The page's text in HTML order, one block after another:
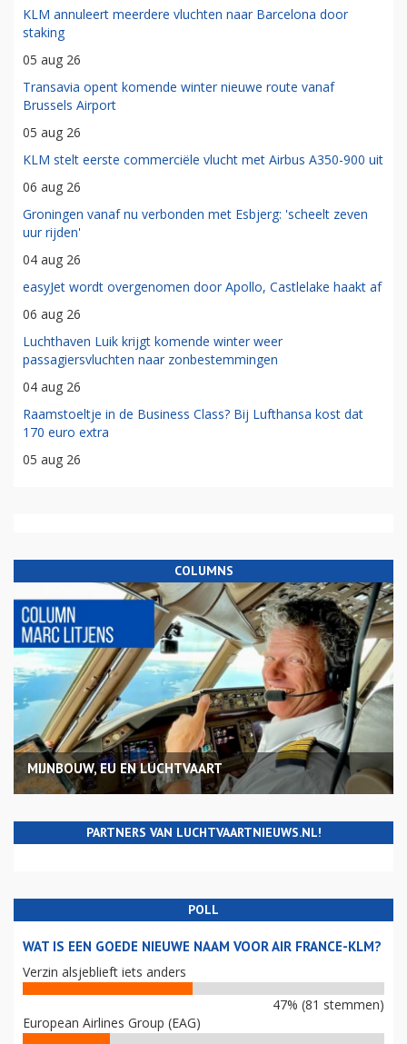
KLM annuleert meerdere vluchten naar Barcelona door
staking
05 aug 26
Transavia opent komende winter nieuwe route vanaf
Brussels Airport
05 aug 26
KLM stelt eerste commerciële vlucht met Airbus A350-900 uit
06 aug 26
Groningen vanaf nu verbonden met Esbjerg: 'scheelt zeven
uur rijden'
04 aug 26
easyJet wordt overgenomen door Apollo, Castlelake haakt af
06 aug 26
Luchthaven Luik krijgt komende winter weer
passagiersvluchten naar zonbestemmingen
04 aug 26
Raamstoeltje in de Business Class? Bij Lufthansa kost dat
170 euro extra
05 aug 26
COLUMNS
MIJNBOUW, EU EN LUCHTVAART
PARTNERS VAN LUCHTVAARTNIEUWS.NL!
POLL
WAT IS EEN GOEDE NIEUWE NAAM VOOR AIR FRANCE-KLM?
Verzin alsjeblieft iets anders
47% (81 stemmen)
European Airlines Group (EAG)